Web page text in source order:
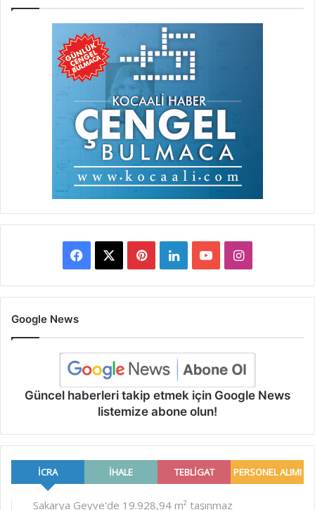
Facebook PinterestLinkedInYouTubeInstagram
Google News
Güncel haberleri takip etmek için Google News
listemize abone olun!